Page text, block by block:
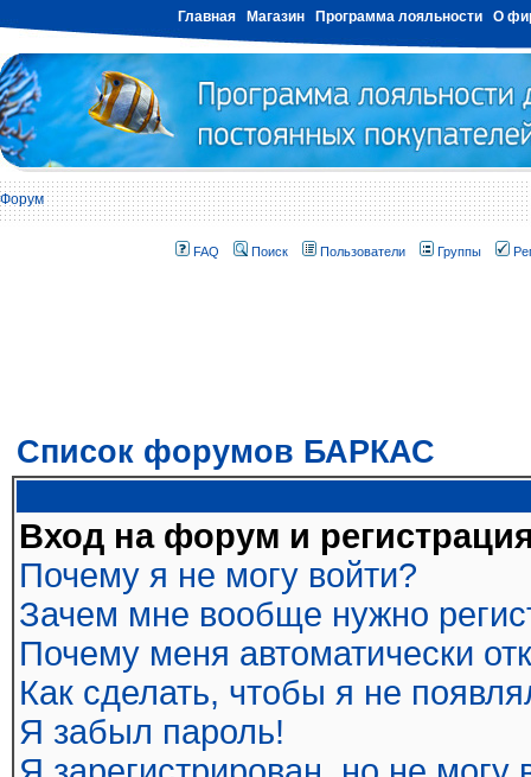
Главная Магазин Программа лояльности О
Форум
FAQ Поиск Пользователи Группы
Список форумов БАРКАС
Вход на форум и
Почему я не могу войти?
Зачем мне вообще нужно
Почему меня автоматически
Как сделать, чтобы я не
Я забыл пароль!